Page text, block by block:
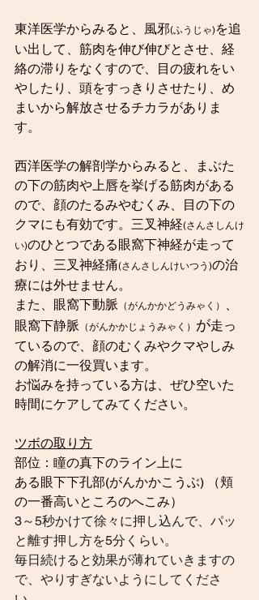
東洋医学からみると、風邪(ふうじゃ)を追
い出して、筋肉を伸び伸びとさせ、経
絡の滞りをなくすので、目の疲れをい
やしたり、頭をすっきりさせたり、め
まいから解放させるチカラがありま
す。
西洋医学の解剖学からみると、まぶた
の下の筋肉や上唇を挙げる筋肉がある
ので、顔のたるみやむくみ、目の下の
クマにも有効です。三叉神経(さんさしんけ
い)のひとつである眼窩下神経が走って
おり、三叉神経痛(さんさしんけいつう)の治
療には外せません。
また、眼窩下動脈 （がんかかどうみゃく）
、
眼窩下静脈 （がんかかじょうみゃく） が走っ
ているので、顔のむくみやクマやしみ
の解消に一役買います。
お悩みを持っている方は、ぜひ空いた
時間にケアしてみてください。
ツボの取り方
部位：瞳の真下のライン上に
ある眼下下孔部(がんかかこうぶ) （頬
の一番高いところのへこみ）
3～5秒かけて徐々に押し込んで、パッ
と離す押し方を5分くらい。
毎日続けると効果が薄れていきますの
で、やりすぎないようにしてくださ